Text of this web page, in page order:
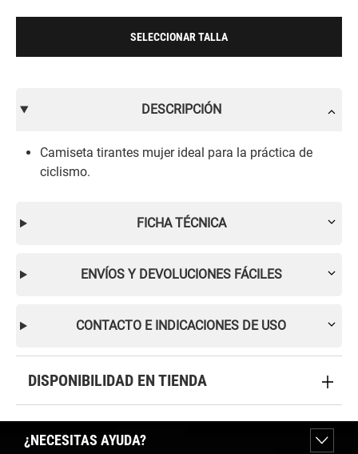
SELECCIONAR TALLA
DESCRIPCIÓN
Camiseta tirantes mujer ideal para la práctica de
ciclismo.
FICHA TÉCNICA
ENVÍOS Y DEVOLUCIONES FÁCILES
CONTACTO E INDICACIONES DE USO
DISPONIBILIDAD EN TIENDA
¿NECESITAS AYUDA?